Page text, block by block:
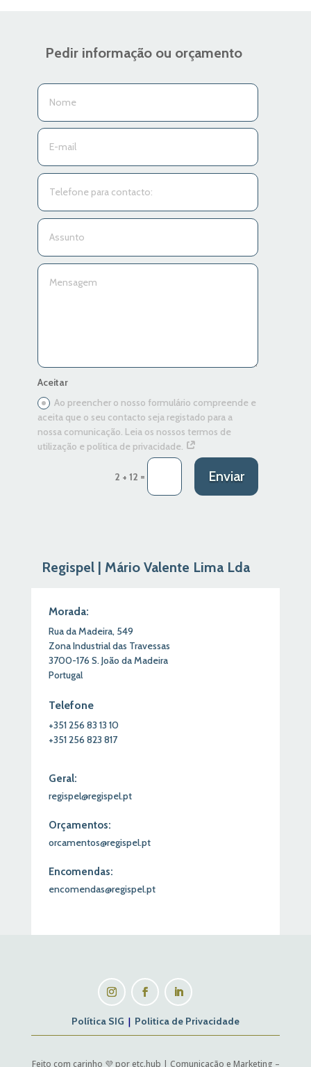
Pedir informação ou orçamento
Aceitar
Ao preencher o nosso formulário compreende e
aceita que o seu contacto seja registado para a
nossa comunicação. Leia os nossos termos de
utilização e política de privacidade.
2 + 12 = Enviar
Regispel | Mário Valente Lima Lda
Morada:
Rua da Madeira, 549
Zona Industrial das Travessas
3700-176 S.João da Madeira
Portugal
Telefone
+351256 83 13 10
+351256 823 817
Geral:
regispel@regispel.pt
Orçamentos:
orcamentos@regispel.pt
Encomendas:
encomendas@regispel.pt
Política SIG | Politica de Privacidade
Feito com carinho 💜 por etc.hub | Comunicação e Marketing –